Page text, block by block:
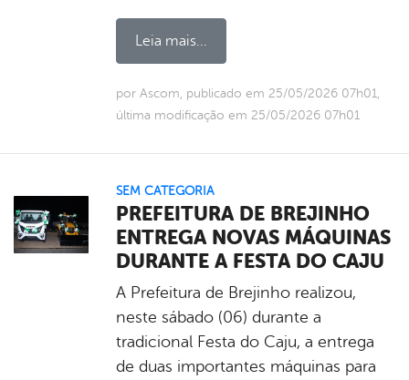
Leia mais...
por Ascom, publicado em 25/05/2026 07h01,
última modificação em 25/05/2026 07h01
SEM CATEGORIA
PREFEITURA DE BREJINHO
ENTREGA NOVAS MÁQUINAS
DURANTE A FESTA DO CAJU
A Prefeitura de Brejinho realizou,
neste sábado (06) durante a
tradicional Festa do Caju, a entrega
de duas importantes máquinas para